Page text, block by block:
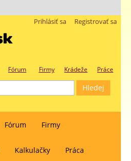
Registrovať sa
Prihlásiť sa
Fórum Firmy Krádeže Práce
Fórum Firmy
Kalkulačky Práca